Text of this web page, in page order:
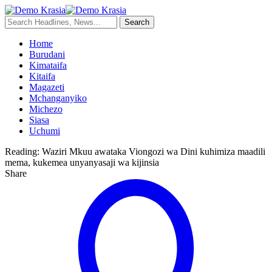
Home
Burudani
Kimataifa
Kitaifa
Magazeti
Mchanganyiko
Michezo
Siasa
Uchumi
Reading: Waziri Mkuu awataka Viongozi wa Dini kuhimiza maadili
mema, kukemea unyanyasaji wa kijinsia
Share